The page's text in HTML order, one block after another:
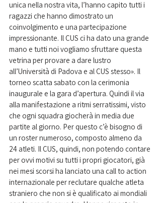
unica nella nostra vita, l’hanno capito tutti i
ragazzi che hanno dimostrato un
coinvolgimento e una partecipazione
impressionante. Il CUS ci ha dato una grande
mano e tutti noi vogliamo sfruttare questa
vetrina per provare a dare lustro
all’Università di Padova e al CUS stesso». Il
torneo scatta sabato con la cerimonia
inaugurale e la gara d’apertura. Quindi il via
alla manifestazione a ritmi serratissimi, visto
che ogni squadra giocherà in media due
partite al giorno. Per questo c’è bisogno di
un roster numeroso, composto almeno da
24 atleti. Il CUS, quindi, non potendo contare
per ovvi motivi su tutti i propri giocatori, già
nei mesi scorsi ha lanciato una call to action
internazionale per reclutare qualche atleta
straniero che non si è qualificato ai mondiali